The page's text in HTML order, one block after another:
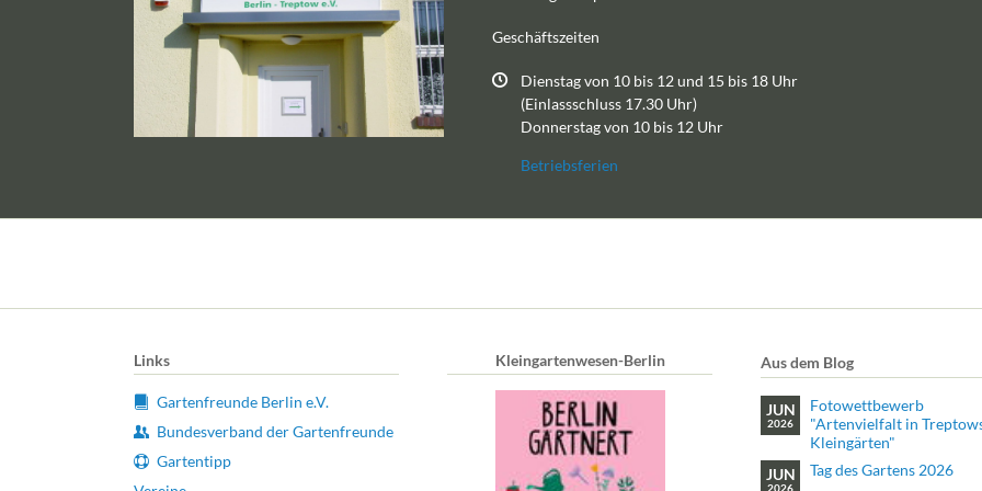
Geschäftszeiten
Dienstag von 10 bis 12 und 15 bis 18 Uhr
(Einlassschluss 17.30 Uhr)
Donnerstag von 10 bis 12 Uhr
Betriebsferien
Links
Gartenfreunde Berlin e.V.
Bundesverband der Gartenfreunde
Gartentipp
Kleingartenwesen-Berlin Aus dem Blog
JUN
2026
Fotowettbewerb
"Artenvielfalt in
Kleingärten"
JUN
2026
Tag des Gartens 2026